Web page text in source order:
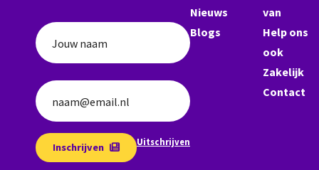
Jouw naam
naam@email.nl
Inschrijven Uitschrijven
Nieuws
Blogs
van
Help ons
ook
Zakelijk
Contact